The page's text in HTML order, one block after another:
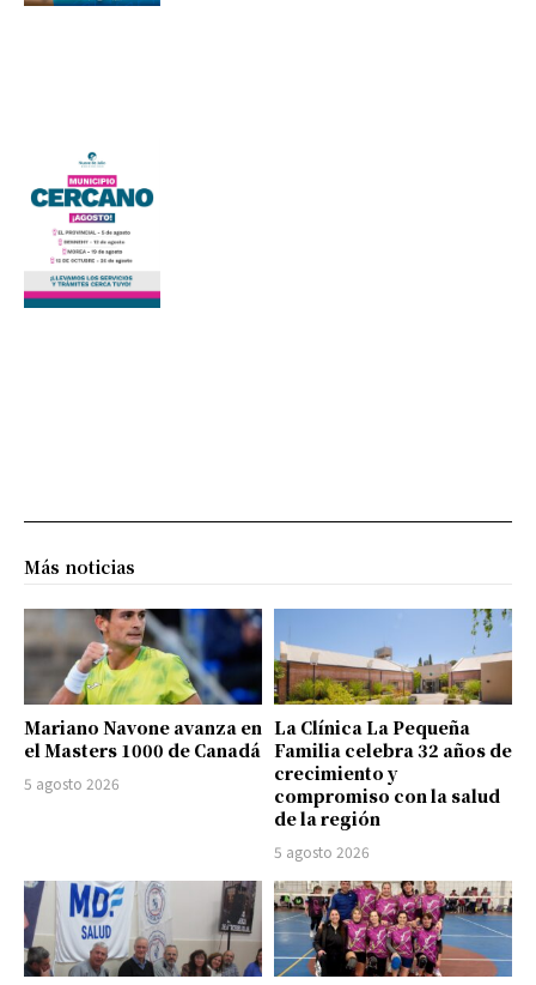
Más noticias
Mariano Navone avanza en
el Masters 1000 de Canadá
5 agosto 2026
La Clínica La Pequeña
Familia celebra 32 años de
crecimiento y
compromiso con la salud
de la región
5 agosto 2026